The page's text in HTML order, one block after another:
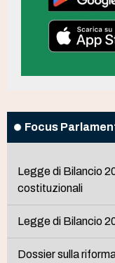
Focus
Legge di Bilancio
costituzionali
Legge di Bilancio
Dossier sulla